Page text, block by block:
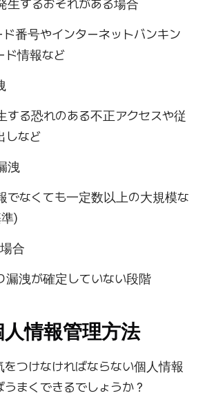
生するおそれがある場合
番号やインターネットバンキン
ド情報など
る恐れのある不正アクセスや従
しなど
洩
でなくても一定数以上の大規模な
)
場合
漏洩が確定していない段階
情報管理方法
をつけなければならない個人情報
まくできるでしょうか？